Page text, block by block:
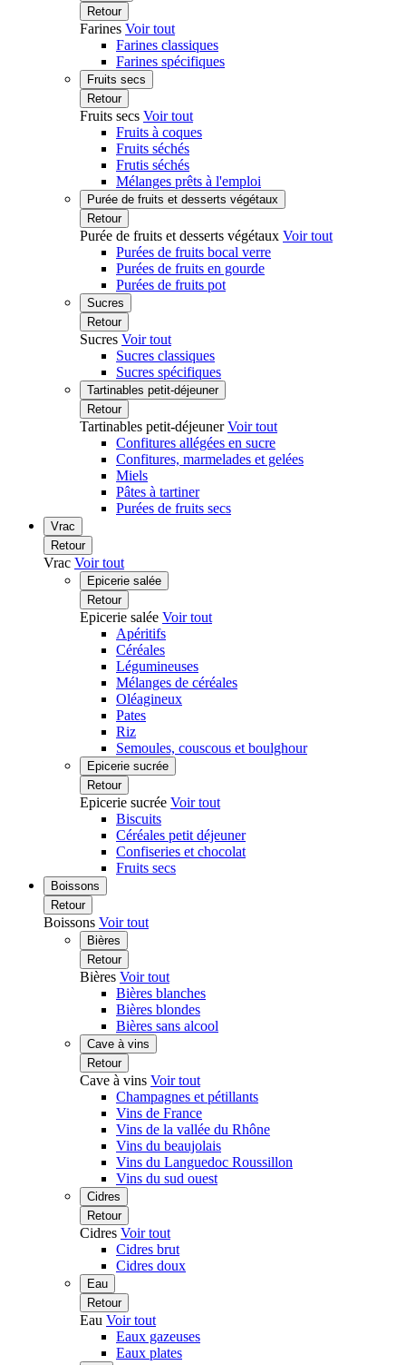
Retour
Farines Voir tout
Farines classiques
Farines spécifiques
Fruits secs
Retour
Fruits secs Voir tout
Fruits à coques
Fruits séchés
Frutis séchés
Mélanges prêts à l'emploi
Purée de fruits et desserts végétaux
Retour
Purée de fruits et desserts végétaux Voir tout
Purées de fruits bocal verre
Purées de fruits en gourde
Purées de fruits pot
Sucres
Retour
Sucres Voir tout
Sucres classiques
Sucres spécifiques
Tartinables petit-déjeuner
Retour
Tartinables petit-déjeunerVoir tout
Confitures allégées en sucre
Confitures, marmelades et gelées
Miels
Pâtes à tartiner
Purées de fruits secs
Vrac
Retour
Vrac Voir tout
Epicerie salée
Retour
Epicerie salée Voir tout
Apéritifs
Céréales
Légumineuses
Mélanges de céréales
Oléagineux
Pates
Riz
Semoules, couscous et boulghour
Epicerie sucrée
Retour
Epicerie sucrée Voir tout
Biscuits
Céréales petit déjeuner
Confiseries et chocolat
Fruits secs
Boissons
Retour
Boissons Voir tout
Bières
Retour
Bières Voir tout
Bières blanches
Bières blondes
Bières sans alcool
Cave à vins
Retour
Cave à vins Voir tout
Champagnes et pétillants
Vins de France
Vins de la vallée du Rhône
Vins du beaujolais
Vins du Languedoc Roussillon
Vins du sud ouest
Cidres
Retour
Cidres Voir tout
Cidres brut
Cidres doux
Eau
Retour
Eau Voir tout
Eaux gazeuses
Eaux plates